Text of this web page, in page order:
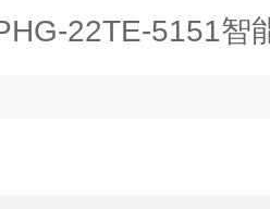
22TE-5151智能型